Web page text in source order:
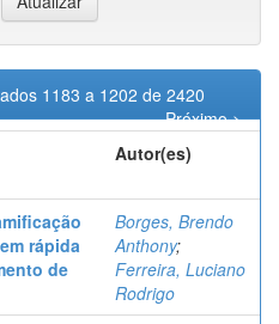
1183 a 1202 de 2420
Próximo >
Autor(es)
rápida
de
Borges, Brendo
Anthony;
Ferreira, Luciano
Rodrigo